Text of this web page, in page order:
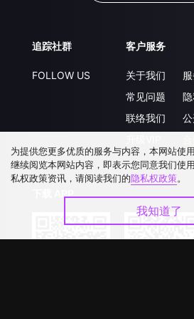
追踪社群
FOLLOW US
客户服务
关于我们
常见问题
联络我们
为提供您更多优质的服务与内容，本网站使
继续阅览本网站内容，即表示您同意我们使
私权政策资讯，请阅读我们的隐私权政策。
我知道了